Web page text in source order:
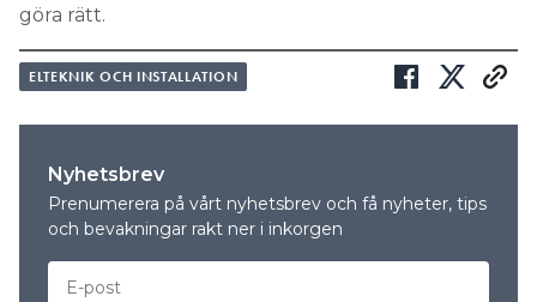
göra rätt.
ELTEKNIK OCH INSTALLATION
Nyhetsbrev
Prenumerera på vårt nyhetsbrev och få nyheter, tips
och bevakningar rakt ner i inkorgen